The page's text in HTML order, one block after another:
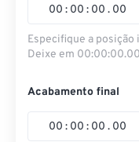
00 : 00 : 00 . 00
Especifique a posição
Deixe em
Acabamento final
00 : 00 : 00 . 00